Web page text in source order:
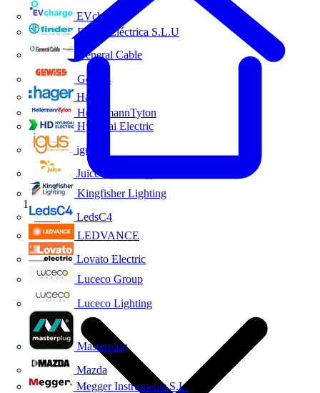
EVcharge
Finder Eléctrica S.L.U
General Cable
Gewiss
Hager
HellermannTyton
Hyundai Electric
igus
Juice Technology
Kingfisher Lighting
LedsC4
LEDVANCE
Lovato Electric
Luceco Group
Luceco Lighting
Masterplug
Mazda
Megger Instruments S.L.
Inicio